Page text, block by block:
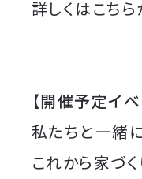
詳しくはこち
【開催予定イベ
私たちと一緒
これから家づ